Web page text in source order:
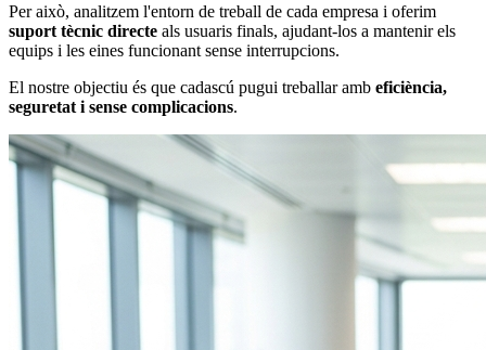
Per això, analitzem l'entorn de treball de cada empresa i oferim
suport tècnic directe als usuaris finals, ajudant-los a mantenir els
equips i les eines funcionant sense interrupcions.
El nostre objectiu és que cadascú pugui treballar amb eficiència,
seguretat i sense complicacions.